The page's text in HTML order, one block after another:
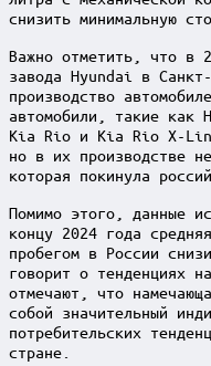
снизить минимальную
Важно отметить, что в
завода Hyundai в
производство
автомобили, такие
Kia Rio и Kia Rio X-
но в их производстве
которая покинула
Помимо этого, данные
концу 2024 года
пробегом в России
говорит о тенденциях
отмечают, что
собой значительный
потребительских
стране.